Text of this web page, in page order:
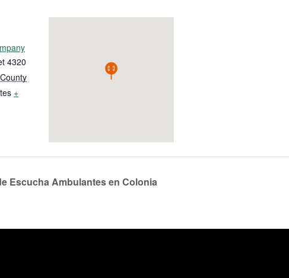
4320
+
Escucha Ambulantes en Colonia